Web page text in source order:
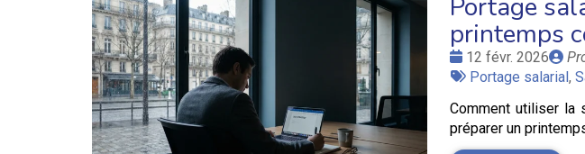
Portage
printemps
Date
:
12 févr. 2026
par
Tags
Portage salarial ,
Comment utiliser la
préparer un